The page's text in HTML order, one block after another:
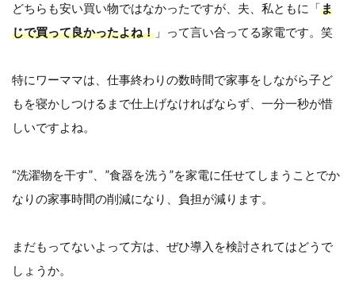
どちらも安い買い物ではなかったですが、夫、私ともに「ま
じで買って良かったよね！ 」って言い合ってる家電です。笑
特にワーママは、仕事終わりの数時間で家事をしながら子ど
もを寝かしつけるまで仕上げなければならず、一分一秒が惜
しいですよね。
“洗濯物を干す”、”食器を洗う”を家電に任せてしまうことでか
なりの家事時間の削減になり、負担が減ります。
まだもってないよって方は、ぜひ導入を検討されてはどうで
しょうか。